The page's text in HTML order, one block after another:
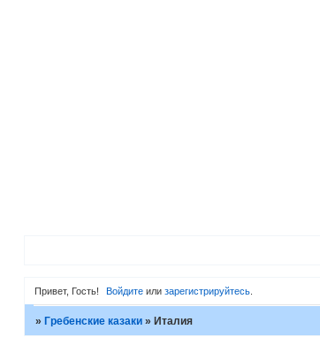
Привет, Гость! Войдите илизарегистрируйтесь
» Гребенские казаки » Италия